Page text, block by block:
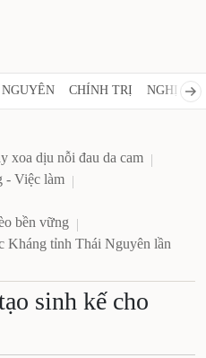
CHÍNH TRỊ NGHỊ
xoa dịu nỗi đau da cam
- Việc làm
bền vững
Kháng tỉnh Thái Nguyên lần
sinh kế cho